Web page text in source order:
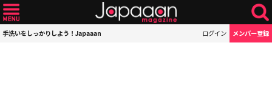
手洗いをしっかりしよう！Japaaan ログイン メンバー登録